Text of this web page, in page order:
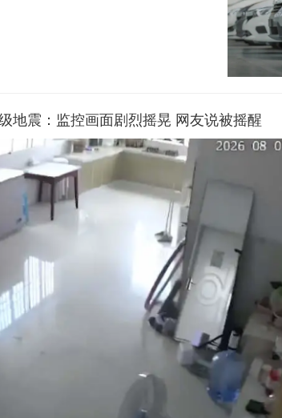
地震：监控画面剧烈摇晃 网友说被摇醒